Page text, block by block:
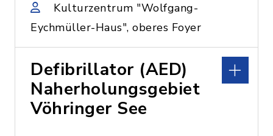
Kulturzentrum "Wolfgang-
Eychmüller-Haus", oberes Foyer
Defibrillator (AED)
Naherholungsgebiet
Vöhringer See